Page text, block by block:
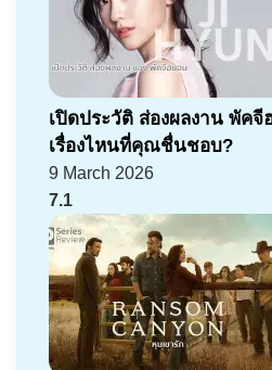
เปิดประวัติ ส่องผลงาน พัค
เรื่องไหนที่คุณชื่นชอบ?
9 March 2026
7.1